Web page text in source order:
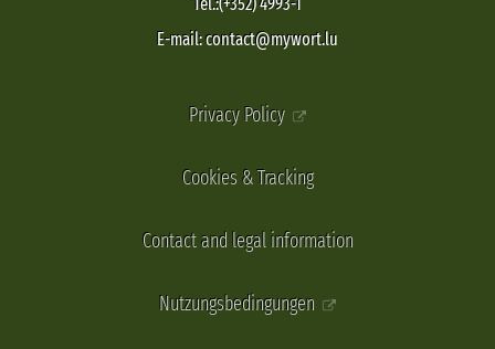
E-mail: contact@mywort.lu
Privacy Policy
Cookies & Tracking
Contact and legal information
Nutzungsbedingungen